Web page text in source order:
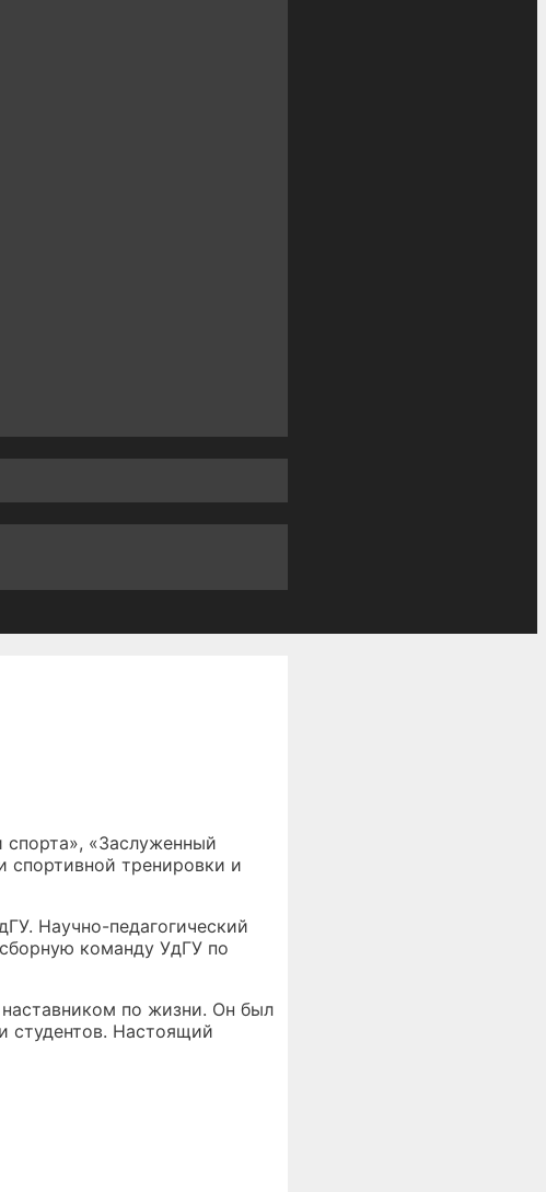
«Заслуженный
спортивной тренировки и
Научно-педагогический
команду УдГУ по
по жизни. Он был
студентов. Настоящий